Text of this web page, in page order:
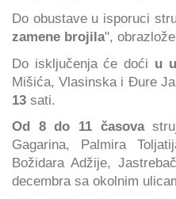
Do obustave u isporuci
zamene brojila",
Do isključenja će doći u
Mišića, Vlasinska i Đure
13 sati.
Od
8 do 11 časova
Gagarina, Palmira
Božidara Adžije,
decembra sa okolnim